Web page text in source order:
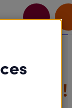
santé dans votre jardin !
jardin !